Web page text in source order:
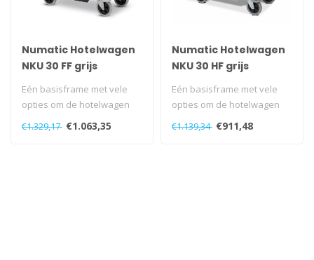
Numatic Hotelwagen
NKU 30 FF grijs
Eén basisframe met vele
opties om de hotelwagen
van Numatic naar wens uit
€1.329,17 €1.063,35
Numatic Hotelwagen
NKU 30 HF grijs
Eén basisframe met vele
opties om de hotelwagen
van Numatic naar wens uit
€1.139,34 €911,48